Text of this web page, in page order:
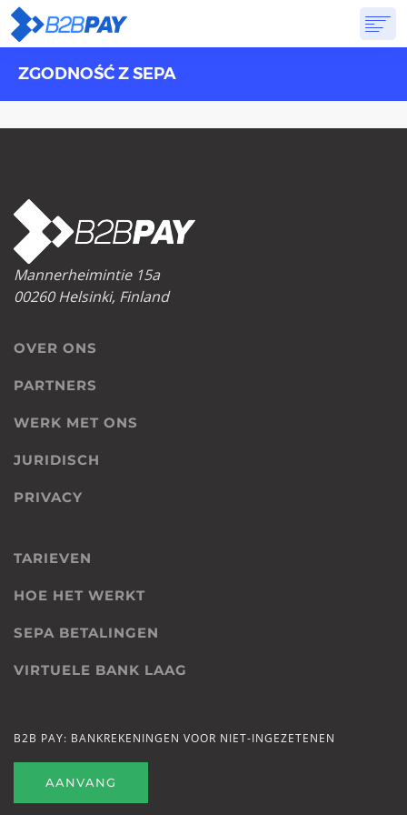
OVER ONSDIENSTENVIRTUELE BANK
ZGODNOŚĆ Z SEPA
Mannerheimintie 15a
00260 Helsinki, Finland
OVER ONS
PARTNERS
WERK MET ONS
JURIDISCH
PRIVACY
TARIEVEN
HOE HET WERKT
SEPA BETALINGEN
VIRTUELE BANK LAAG
B2B PAY: BANKREKENINGEN VOOR NIET-INGEZETENEN
AANVANG